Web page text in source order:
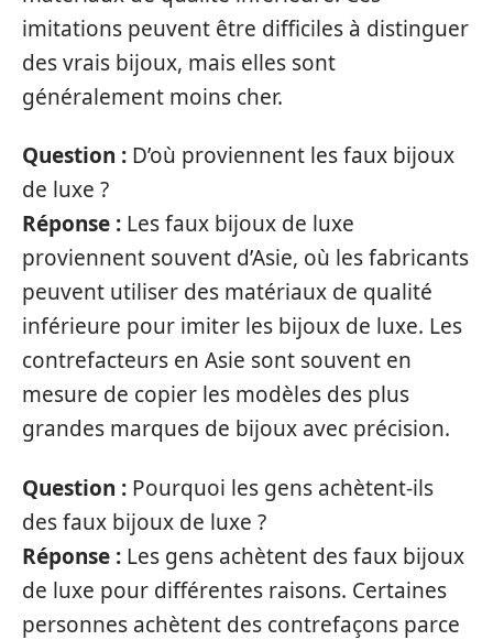
imitations peuvent être difficiles à distinguer
des vrais bijoux, mais elles sont
généralement moins cher.
Question : D’où proviennent les faux bijoux
de luxe ?
Réponse : Les faux bijoux de luxe
proviennent souvent d’Asie, où les fabricants
peuvent utiliser des matériaux de qualité
inférieure pour imiter les bijoux de luxe. Les
contrefacteurs en Asie sont souvent en
mesure de copier les modèles des plus
grandes marques de bijoux avec précision.
Question : Pourquoi les gens achètent-ils
des faux bijoux de luxe ?
Réponse : Les gens achètent des faux bijoux
de luxe pour différentes raisons. Certaines
personnes achètent des contrefaçons parce